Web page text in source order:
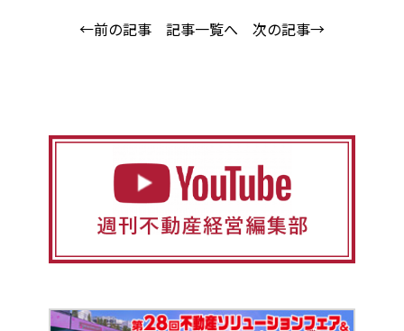
←前の記事 記事一覧へ 次の記事→